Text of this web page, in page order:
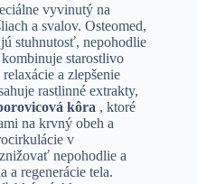
vyvinutý na
a svalov. Osteomed,
stuhnutosť, nepohodlie
starostlivo
a zlepšenie
rastlinné extrakty,
kôra , ktoré
na krvný obeh a
v
nepohodlie a
a regenerácie tela.